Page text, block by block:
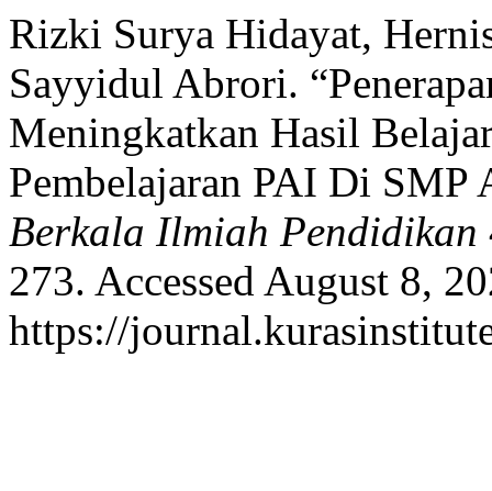
Rizki Surya Hidayat,
Sayyidul Abrori.
Meningkatkan Hasil
Pembelajaran PAI Di
Berkala Ilmiah Pendidikan
273. Accessed August 8,
https://